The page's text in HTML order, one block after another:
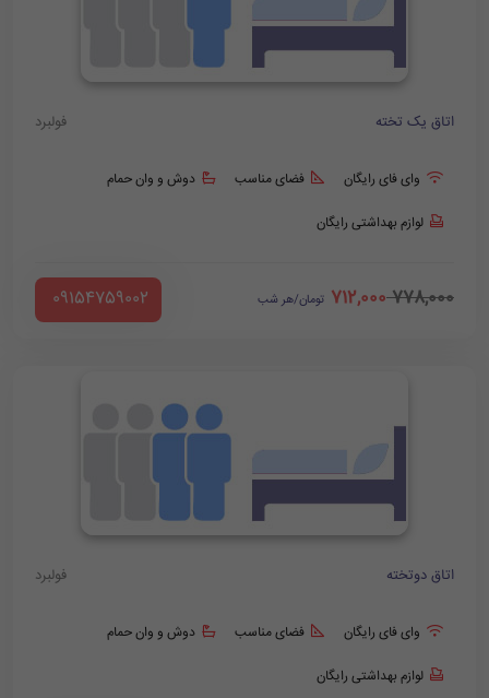
اتاق یک تخته فولبرد
وای فای رایگان فضای مناسب دوش و وان حمام
لوازم بهداشتی رایگان
778,000
712,000 تومان/هر شب ‪ 09154759002
اتاق دوتخته فولبرد
وای فای رایگان فضای مناسب دوش و وان حمام
لوازم بهداشتی رایگان